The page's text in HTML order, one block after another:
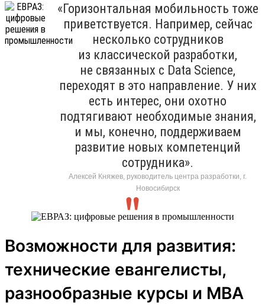
«Горизонтальная мобильность тоже
приветствуется. Например, сейчас
несколько сотрудников
из классической разработки,
не связанных с Data Science,
переходят в это направление. У них
есть интерес, они охотно
подтягивают необходимые знания,
и мы, конечно, поддерживаем
развитие новых компетенций
сотрудника».
Алексей Княжев, руководитель центра разработки, г.
Новосибирск
Возможности для развития:
технические евангелисты,
разнообразные курсы и MBA